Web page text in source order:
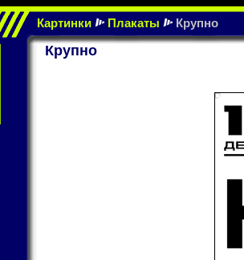
Картинки Плакаты Крупно
Крупно